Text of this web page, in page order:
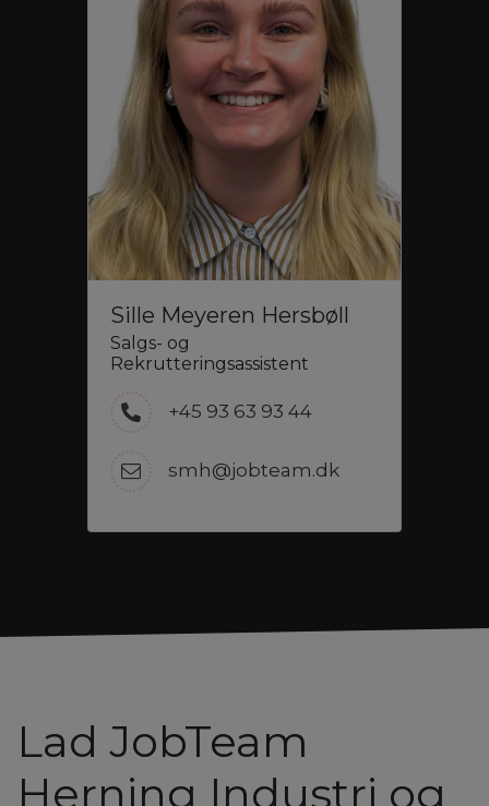
Sille Meyeren Hersbøll
Salgs- og
Rekrutteringsassistent
+45 93 63 93 44
smh@jobteam.dk
Lad JobTeam
Herning Industri og